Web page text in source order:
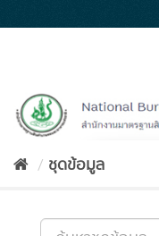
to
ชุดข้อมูล